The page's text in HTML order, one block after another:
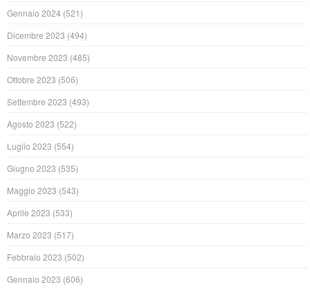
Gennaio 2024 (521)
Dicembre 2023 (494)
Novembre 2023 (485)
Ottobre 2023 (506)
Settembre 2023 (493)
Agosto 2023 (522)
Luglio 2023 (554)
Giugno 2023 (535)
Maggio 2023 (543)
Aprile 2023 (533)
Marzo 2023 (517)
Febbraio 2023 (502)
Gennaio 2023 (606)